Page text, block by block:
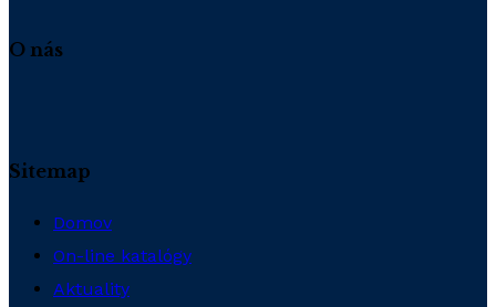
O nás
Sitemap
Domov
On-line katalógy
Aktuality